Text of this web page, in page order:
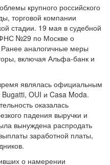
крупного российского
торговой компании
стадии. 19 мая в судебной
ФНС №29 по Москве о
аналогичные меры
включая Альфа-банк и
являлась официальным
OUI и Casa Moda.
оказалась
падения выручки и
вынуждена распродать
заработной платы,